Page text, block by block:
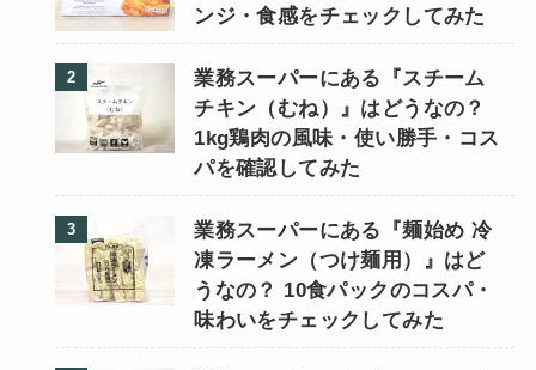
ンジ・食感をチェックしてみた
業務スーパーにある『スチーム
チキン（むね）』はどうなの？
1kg鶏肉の風味・使い勝手・コス
パを確認してみた
業務スーパーにある『麺始め 冷
凍ラーメン（つけ麺用）』はど
うなの？ 10食パックのコスパ・
味わいをチェックしてみた